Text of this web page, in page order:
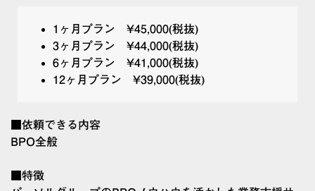
1ヶ月プラン ¥45,000(税抜)
3ヶ月プラン ¥44,000(税抜)
6ヶ月プラン ¥41,000(税抜)
12ヶ月プラン ¥39,000(税抜)
■依頼できる内容
BPO全般
■特徴